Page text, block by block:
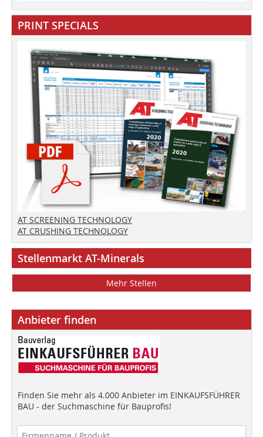
PRINT SPECIALS
AT SCREENING TECHNOLOGY
AT CRUSHING TECHNOLOGY
Stellenmarkt AT-Minerals
Mehr Stellen
Anbieter finden
Finden Sie mehr als 4.000 Anbieter im EINKAUFSFÜHRER
BAU - der Suchmaschine für Bauprofis!